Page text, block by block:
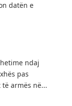
datën e
ndaj
pas
armës në...